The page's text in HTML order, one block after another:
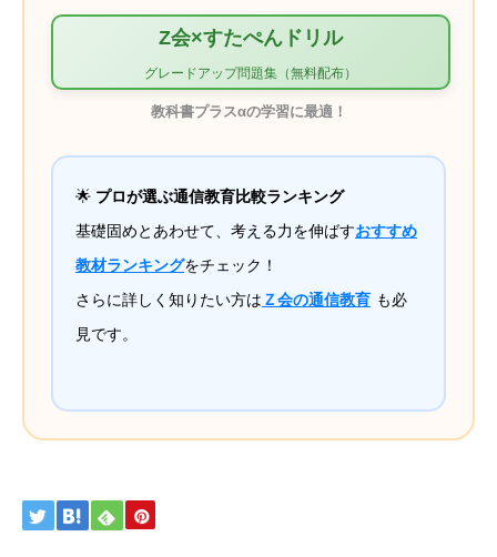
Z会×すたぺんドリル
グレードアップ問題集（無料配布）
教科書プラスαの学習に最適！
🌟 プロが選ぶ通信教育比較ランキング
基礎固めとあわせて、考える力を伸ばすおすすめ
教材ランキングをチェック！
さらに詳しく知りたい方は Ｚ会の通信教育 も必
見です。